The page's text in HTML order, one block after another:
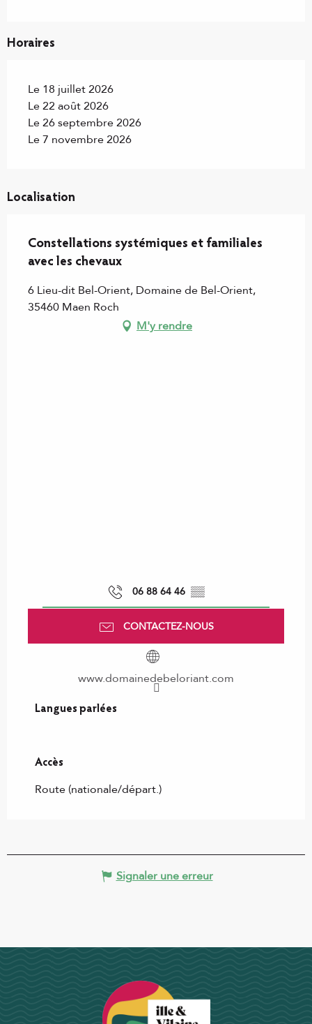
Horaires
Le 18 juillet 2026
Le 22 août 2026
Le 26 septembre 2026
Le 7 novembre 2026
Localisation
Constellations systémiques et familiales
avec les chevaux
6 Lieu-dit Bel-Orient, Domaine de Bel-Orient,
35460 Maen Roch
M'y rendre
06 88 64 46 ▒▒
CONTACTEZ-NOUS
www.domainedebeloriant.com
Langues parlées
Langues parlées
Accès
Accès
Route (nationale/départ.)
Signaler une erreur